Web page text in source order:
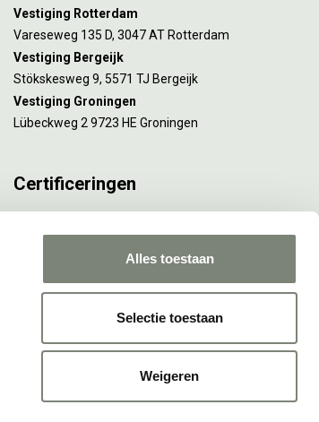
Alles toestaan
Selectie toestaan
Weigeren
Vestiging Rotterdam
Vareseweg 135 D, 3047 AT Rotterdam
Vestiging Bergeijk
Stökskesweg 9, 5571 TJ Bergeijk
Vestiging Groningen
Lübeckweg 2 9723 HE Groningen
Certificeringen
Rotterdam en Culemborg.